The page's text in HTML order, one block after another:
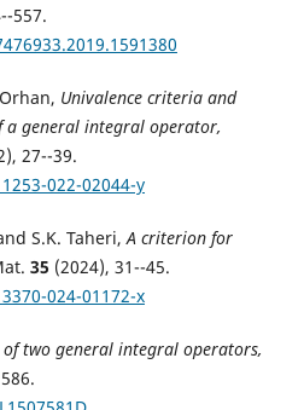
557.
Univalence criteria and
a general integral operator,
27--39.
022-02044-y
S.K. Taheri,A criterion for
35 (2024), 31--45.
024-01172-x
of two general integral operators,